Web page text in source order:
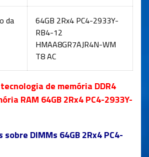
da
64GB 2Rx4 PC4-2933Y-
RB4-12
HMAA8GR7AJR4N-WM
T8 AC
de memória DDR4
RAM 64GB 2Rx4 PC4-2933Y-
sobre DIMMs 64GB 2Rx4 PC4-